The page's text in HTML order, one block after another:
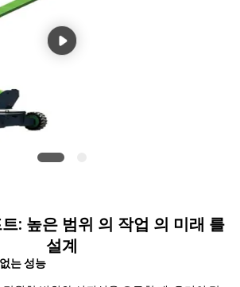
: 높은 범위 의 작업 의 미래 를
설계
는 성능